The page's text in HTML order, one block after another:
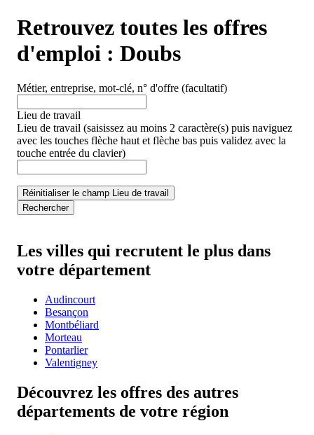
Retrouvez toutes les offres
d'emploi : Doubs
Métier, entreprise, mot-clé, n° d'offre (facultatif)
Lieu de travail
Lieu de travail (saisissez au moins 2 caractère(s) puis naviguez
avec les touches flèche haut et flèche bas puis validez avec la
touche entrée du clavier)
Réinitialiser le champ Lieu de travail
Rechercher
Les villes qui recrutent le plus dans
votre département
Audincourt
Besançon
Montbéliard
Morteau
Pontarlier
Valentigney
Découvrez les offres des autres
départements de votre région